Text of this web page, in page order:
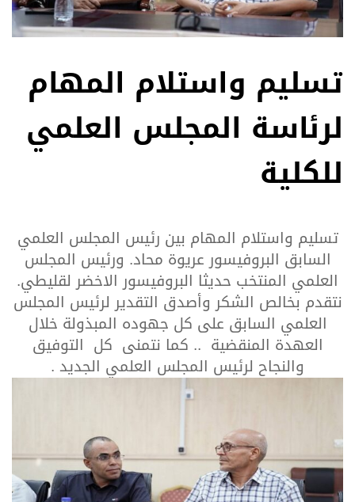
تسليم واستلام المهام
لرئاسة المجلس العلمي
للكلية
تسليم واستلام المهام بين رئيس المجلس العلمي
السابق البروفيسور عريوة محاد. ورئيس المجلس
العلمي المنتخب حديثا البروفيسور الاخضر لقليطي.
نتقدم بخالص الشكر وأصدق التقدير لرئيس المجلس
العلمي السابق على كل جهوده المبذولة خلال
العهدة المنقضية .. كما نتمنى كل التوفيق
والنجاح لرئيس المجلس العلمي الجديد .